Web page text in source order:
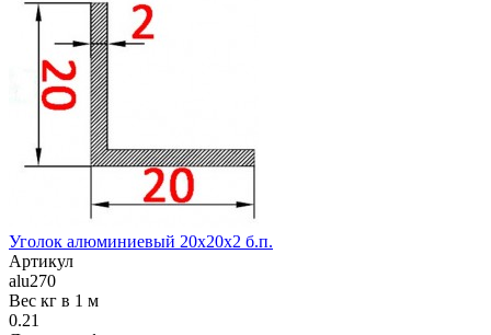
Уголок алюминиевый 20х20х2 б.п.
Артикул
alu270
Вес кг в 1 м
0.21